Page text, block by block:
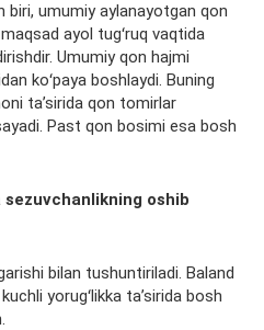
biri, umumiy aylanayotgan qon
ayol tugʻruq vaqtida
Umumiy qon hajmi
koʻpaya boshlaydi. Buning
taʼsirida qon tomirlar
Past qon bosimi esa bosh
sezuvchanlikning oshib
bilan tushuntiriladi. Baland
yorugʻlikka taʼsirida bosh